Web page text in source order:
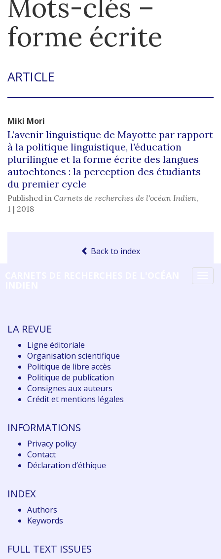
Mots-clés –
forme écrite
ARTICLE
Miki Mori
L’avenir linguistique de Mayotte par rapport
à la politique linguistique, l’éducation
plurilingue et la forme écrite des langues
autochtones : la perception des étudiants
du premier cycle
Published in Carnets de recherches de l'océan Indien,
1 | 2018
Back to index
LA REVUE
Ligne éditoriale
Organisation scientifique
Politique de libre accès
Politique de publication
Consignes aux auteurs
Crédit et mentions légales
INFORMATIONS
Privacy policy
Contact
Déclaration d’éthique
INDEX
Authors
Keywords
FULL TEXT ISSUES